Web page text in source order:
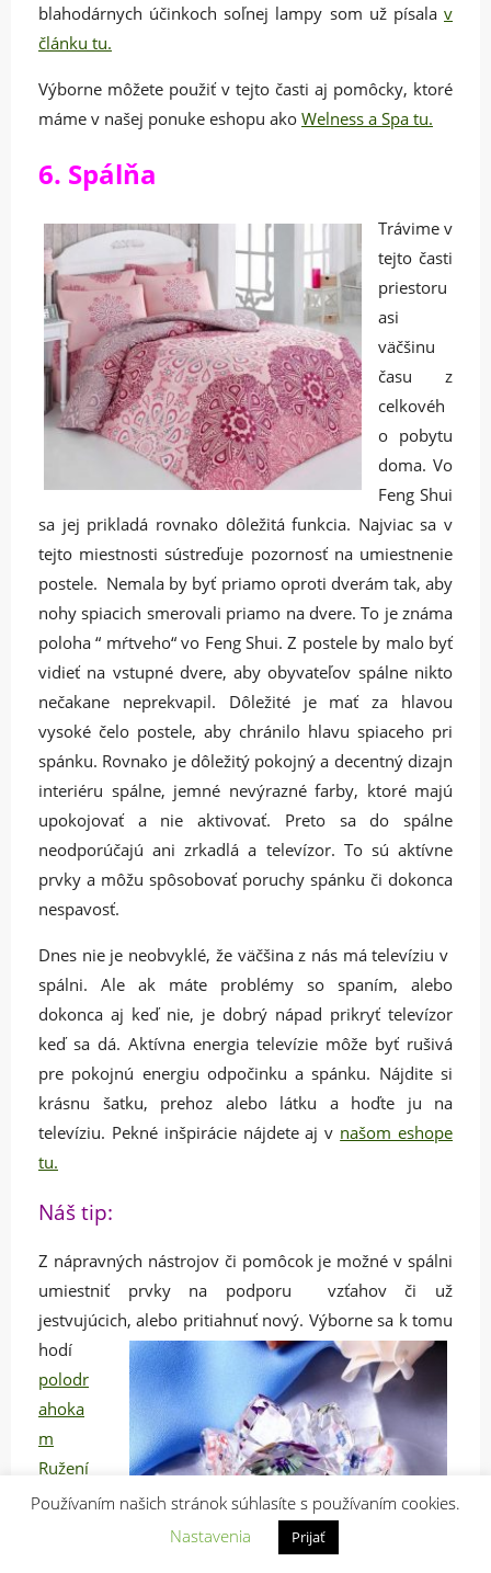
blahodárnych účinkoch soľnej lampy som už písala v
článku tu.
Výborne môžete použiť v tejto časti aj pomôcky, ktoré
máme v našej ponuke eshopu ako Welness a Spa tu.
6. Spálňa
Trávime v
tejto časti
priestoru
asi
väčšinu
času z
celkovéh
o pobytu
doma. Vo
Feng Shui
sa jej prikladá rovnako dôležitá funkcia. Najviac sa v
tejto miestnosti sústreďuje pozornosť na umiestnenie
postele. Nemala by byť priamo oproti dverám tak, aby
nohy spiacich smerovali priamo na dvere. To je známa
poloha “ mŕtveho“ vo Feng Shui. Z postele by malo byť
vidieť na vstupné dvere, aby obyvateľov spálne nikto
nečakane neprekvapil. Dôležité je mať za hlavou
vysoké čelo postele, aby chránilo hlavu spiaceho pri
spánku. Rovnako je dôležitý pokojný a decentný dizajn
interiéru spálne, jemné nevýrazné farby, ktoré majú
upokojovať a nie aktivovať. Preto sa do spálne
neodporúčajú ani zrkadlá a televízor. To sú aktívne
prvky a môžu spôsobovať poruchy spánku či dokonca
nespavosť.
Dnes nie je neobvyklé, že väčšina z nás má televíziu v
spálni. Ale ak máte problémy so spaním, alebo
dokonca aj keď nie, je dobrý nápad prikryť televízor
keď sa dá. Aktívna energia televízie môže byť rušivá
pre pokojnú energiu odpočinku a spánku. Nájdite si
krásnu šatku, prehoz alebo látku a hoďte ju na
televíziu. Pekné inšpirácie nájdete aj v našom eshope
tu.
Náš tip:
Z nápravných nástrojov či pomôcok je možné v spálni
umiestniť prvky na podporu vzťahov či už
jestvujúcich, alebo pritiahnuť nový. Výborne sa k tomu
hodí
polodr
ahoka
m
Ružení
n.
Používaním našich stránok súhlasíte s používaním cookies.
Nastavenia
Prijať